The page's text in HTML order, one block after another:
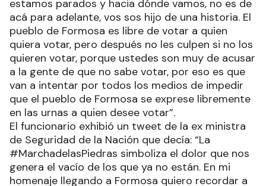
estamos parados y hacia dónde vamos, no es de
acá para adelante, vos sos hijo de una historia. El
pueblo de Formosa es libre de votar a quien
quiera votar, pero después no les culpen si no los
quieren votar, porque ustedes son muy de acusar
a la gente de que no sabe votar, por eso es que
van a intentar por todos los medios de impedir
que el pueblo de Formosa se exprese libremente
en las urnas a quien desee votar”.
El funcionario exhibió un tweet de la ex ministra
de Seguridad de la Nación que decía: “La
#MarchadelasPiedras simboliza el dolor que nos
genera el vacío de los que ya no están. En mi
homenaje llegando a Formosa quiero recordar a